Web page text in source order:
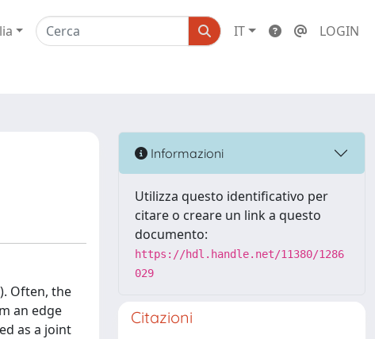
IT LOGIN
Often, the
an edge
as a joint
Informazioni
Utilizza questo identificativo per
citare o creare un link a questo
documento:
https://hdl.handle.net/11380/1286
029
Citazioni